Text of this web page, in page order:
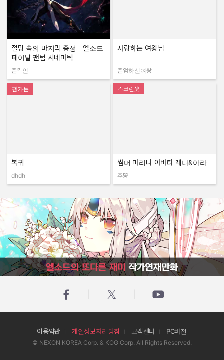
절망 속의 마지막 총성｜엘소드
페이탈 팬텀 시네마틱
작성자:
존깝인
사랑하는 여왕님
작성자:
존엄하신여왕
팬카툰
복귀
dhdh
스크린샷
썸머 마리나 아바타 레나&아라
작성자:
츄뿡
엘소드의 또다른 재미 작가연재만화
이용약관 개인정보처리방침 고객센터 PC버전
© NEXON KOREA Corp. & KOG Corp. All Rights Reserved.